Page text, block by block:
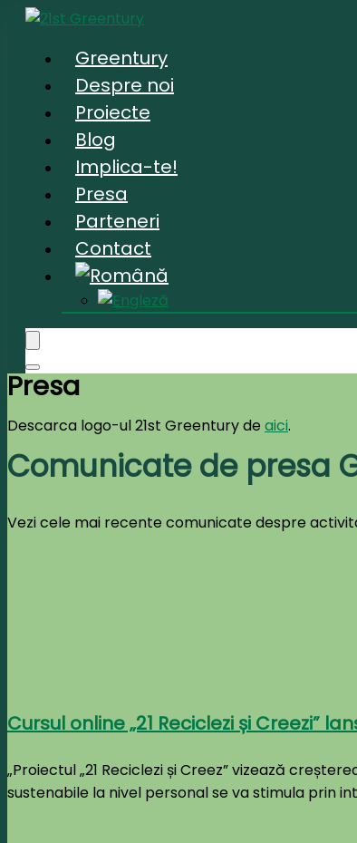
Greentury
Despre noi
Proiecte
Blog
Implica-te!
Presa
Parteneri
Contact
Presa
Descarca logo-ul 21st Greentury deaici.
Comunicate de presa
Vezi cele mai recente comunicate despre
Cursul online „21 Reciclezi și Creezi”
„Proiectul „21 Reciclezi și Creez” vizează
sustenabile la nivel personal se va stimula prin